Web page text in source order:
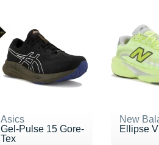
Asics
Gel-Pulse 15 Gore-
Tex
New
Ellipse